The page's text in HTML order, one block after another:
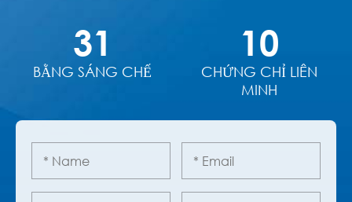
31
BẰNG SÁNG CHẾ
10
CHỨNG CHỈ LIÊN
MINH